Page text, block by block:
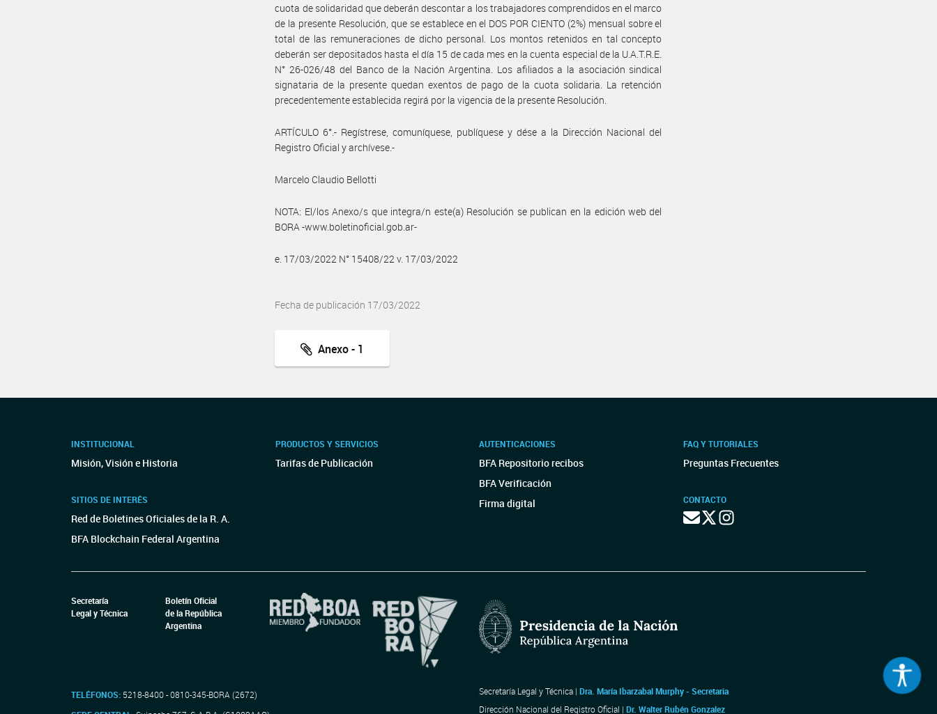
cuota de solidaridad que deberán descontar a los trabajadores comprendidos en el marco
de la presente Resolución, que se establece en el DOS POR CIENTO (2%) mensual sobre el
total de las remuneraciones de dicho personal. Los montos retenidos en tal concepto
deberán ser depositados hasta el día 15 de cada mes en la cuenta especial de la U.A.T.R.E.
N° 26-026/48 del Banco de la Nación Argentina. Los afiliados a la asociación sindical
signataria de la presente quedan exentos de pago de la cuota solidaria. La retención
precedentemente establecida regirá por la vigencia de la presente Resolución.
ARTÍCULO 6°.- Regístrese, comuníquese, publíquese y dése a la Dirección Nacional del
Registro Oficial y archívese.-
Marcelo Claudio Bellotti
NOTA: El/los Anexo/s que integra/n este(a) Resolución se publican en la edición web del
BORA -www.boletinoficial.gob.ar-
e. 17/03/2022 N° 15408/22 v. 17/03/2022
Fecha de publicación 17/03/2022
Anexo - 1
INSTITUCIONAL
Misión, Visión e Historia
SITIOS DE INTERÉS
Red de Boletines Oficiales de la R. A.
BFA Blockchain Federal Argentina
PRODUCTOS Y SERVICIOS
Tarifas de Publicación
AUTENTICACIONES
BFA Repositorio recibos
BFA Verificación
Firma digital
FAQ Y TUTORIALES
Preguntas Frecuentes
CONTACTO
Secretaría
Legal y Técnica
Boletín Oficial
de la República
Argentina
TELÉFONOS: 5218-8400 - 0810-345-BORA (2672)
Secretaría Legal y Técnica | Dra. María Ibarzabal Murphy - Secretaria
Dirección Nacional del Registro Oficial | Dr. Walter Rubén Gonzalez